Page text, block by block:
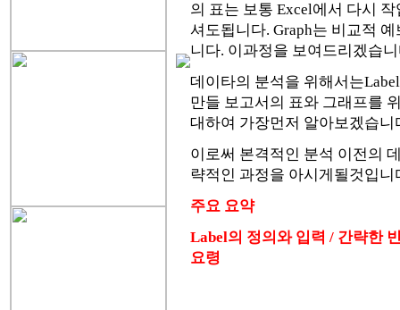
의 표는 보통 Excel에서 다시
셔도됩니다. Graph는 비교적
니다. 이과정을 보여드리겠습
데이타의 분석을 위해서는
만들 보고서의 표와 그래프를
대하여 가장먼저 알아보겠습니
이로써 본격적인 분석 이전의
략적인 과정을 아시게될것입니
주요 요약
Label의 정의와 입력 / 간략한
요령